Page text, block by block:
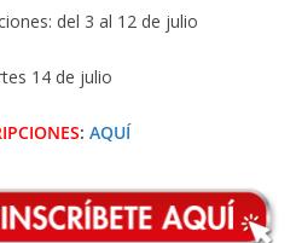
del 3 al 12 de julio
14 de julio
: AQUÍ